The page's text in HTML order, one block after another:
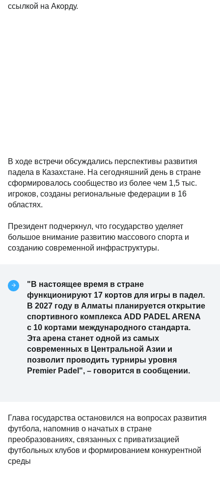
ссылкой на Акорду.
В ходе встречи обсуждались перспективы развития
падела в Казахстане. На сегодняшний день в стране
сформировалось сообщество из более чем 1,5 тыс.
игроков, созданы региональные федерации в 16
областях.
Президент подчеркнул, что государство уделяет
большое внимание развитию массового спорта и
созданию современной инфраструктуры.
"В настоящее время в стране
функционируют 17 кортов для игры в падел.
В 2027 году в Алматы планируется открытие
спортивного комплекса ADD PADEL ARENA
с 10 кортами международного стандарта.
Эта арена станет одной из самых
современных в Центральной Азии и
позволит проводить турниры уровня
Premier Padel", – говорится в сообщении.
Глава государства остановился на вопросах развития
футбола, напомнив о начатых в стране
преобразованиях, связанных с приватизацией
футбольных клубов и формированием конкурентной
среды